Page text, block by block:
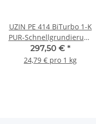
UZIN PE 414 BiTurbo 1-K
PUR-Schnellgrundierung
12kg
297,50 € *
24,79 € pro 1 kg